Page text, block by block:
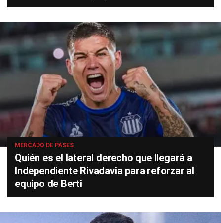
MERCADO DE PASES
Quién es el lateral derecho que llegará a
Independiente Rivadavia para reforzar al
equipo de Berti